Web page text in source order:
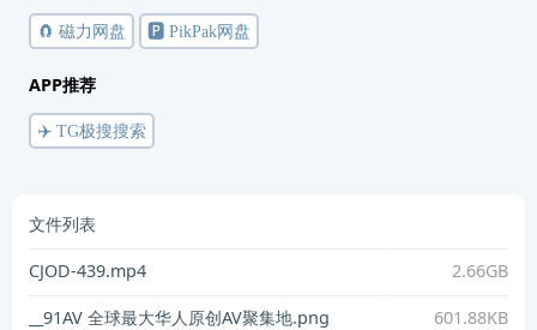
🧲 磁力网盘 🅿️ PikPak网盘
APP推荐
✈️ TG极搜搜索
文件列表
CJOD-439.mp4 2.66GB
__91AV 全球最大华人原创AV聚集地.png 601.88KB